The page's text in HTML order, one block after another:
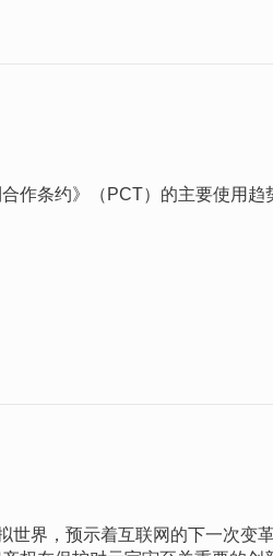
作条约》（PCT）的主要使用
世界，预示着互联网的下一次变